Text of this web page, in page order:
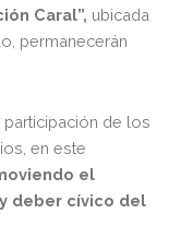
Caral”, ubicada
permanecerán
participación de los
en este
el
deber cívico del